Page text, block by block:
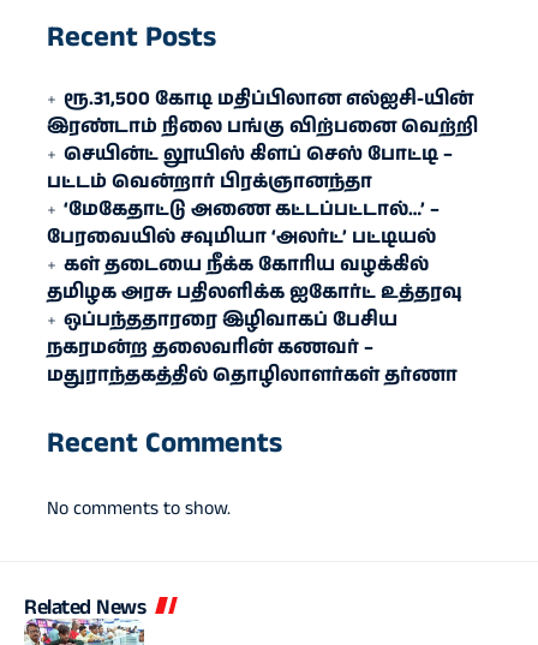
Recent Posts
ரூ.31,500 கோடி மதிப்பிலான எல்ஐசி-​யின்
இரண்​டாம் நிலை பங்கு விற்பனை வெற்றி
செயின்ட் லூயிஸ் கிளப் செஸ் போட்டி –
பட்டம் வென்றார் பிரக்ஞானந்தா
‘மேகேதாட்டு அணை கட்டப்பட்டால்…’ –
பேரவையில் சவுமியா ‘அலர்ட்’ பட்டியல்
கள் தடையை நீக்க கோரிய வழக்கில்
தமிழக அரசு பதிலளிக்க ஐகோர்ட் உத்தரவு
ஒப்பந்ததாரரை இழிவாகப் பேசிய
நகரமன்ற தலைவரின் கணவர் –
மதுராந்தகத்தில் தொழிலாளர்கள் தர்ணா
Recent Comments
No comments to show.
Related News
வணிகம்